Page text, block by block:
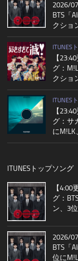
2026/
BTS「
クショ
ITUNES
【
グ：
クショ
ITUNES
【
グ：サ
にM!LK
ITUNESトップソング
【
グ：
ン、3
2026/
BTS「
位に